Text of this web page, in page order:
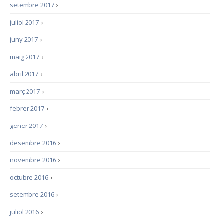
›
setembre 2017
›
juliol 2017
›
juny 2017
›
maig 2017
›
abril 2017
›
març 2017
›
febrer 2017
›
gener 2017
›
desembre 2016
›
novembre 2016
›
octubre 2016
›
setembre 2016
›
juliol 2016